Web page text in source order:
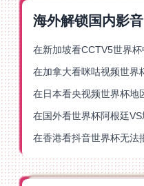
海外解锁国内影音